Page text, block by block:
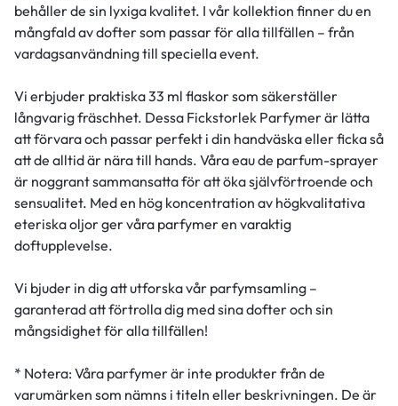
behåller de sin lyxiga kvalitet. I vår kollektion finner du en
mångfald av dofter som passar för alla tillfällen – från
vardagsanvändning till speciella event.
Vi erbjuder praktiska 33 ml flaskor som säkerställer
långvarig fräschhet. Dessa Fickstorlek Parfymer är lätta
att förvara och passar perfekt i din handväska eller ficka så
att de alltid är nära till hands. Våra eau de parfum-sprayer
är noggrant sammansatta för att öka självförtroende och
sensualitet. Med en hög koncentration av högkvalitativa
eteriska oljor ger våra parfymer en varaktig
doftupplevelse.
Vi bjuder in dig att utforska vår parfymsamling –
garanterad att förtrolla dig med sina dofter och sin
mångsidighet för alla tillfällen!
* Notera: Våra parfymer är inte produkter från de
varumärken som nämns i titeln eller beskrivningen. De är